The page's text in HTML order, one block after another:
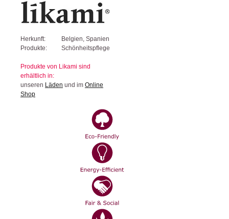
Herkunft:
Belgien, Spanien
Produkte:
Schönheitspflege
Produkte von Likami sind
erhältlich in:
unseren Läden und im Online
Shop